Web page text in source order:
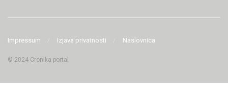
Impressum Izjava privatnosti Naslovnica
© 2024 Cronika portal